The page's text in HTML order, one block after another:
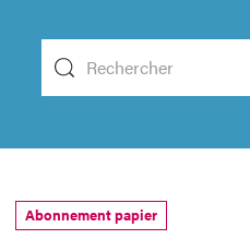
Abonnement papier